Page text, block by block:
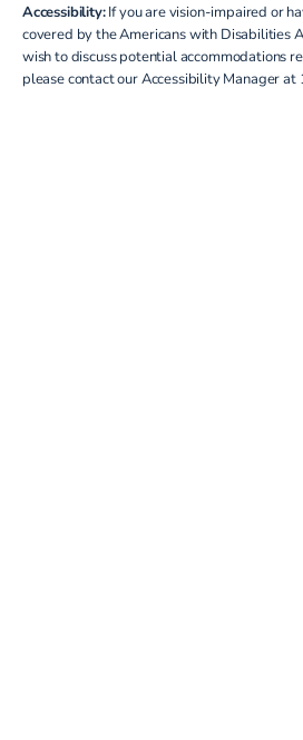
Accessibility:If you are vision-impaired or
covered by the Americans with Disabilities
wish to discuss potential accommodations
please contact our Accessibility Manager at